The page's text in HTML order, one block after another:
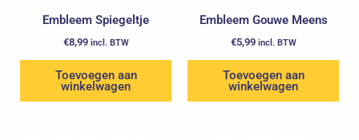
Embleem Spiegeltje
€8,99 incl. BTW
Toevoegen aan
winkelwagen
Embleem Gouwe Meens
€5,99 incl. BTW
Toevoegen aan
winkelwagen